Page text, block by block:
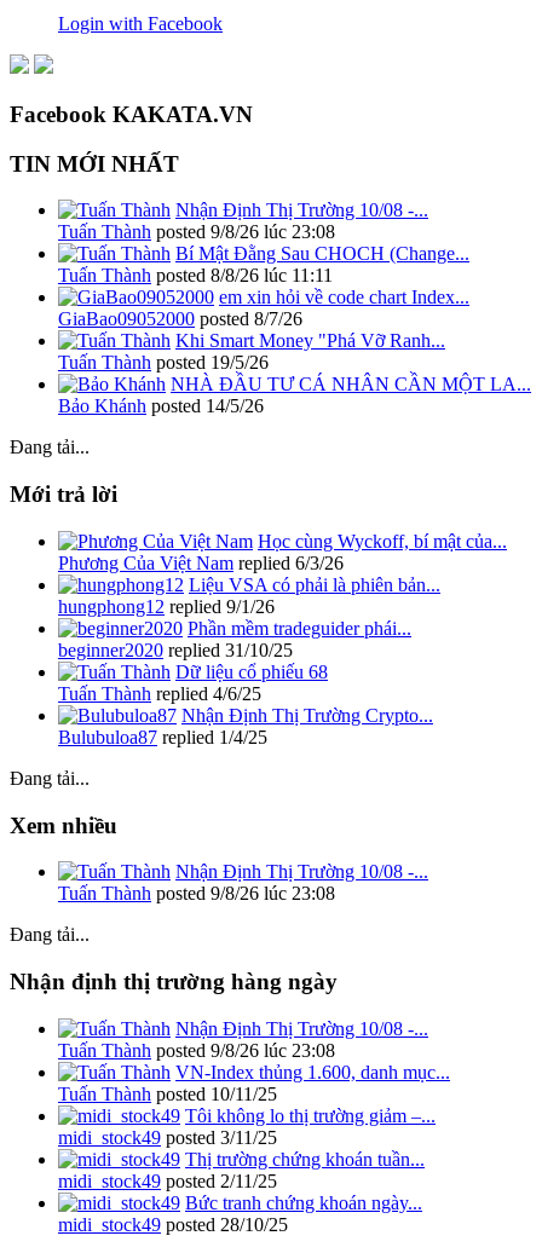
Login with Facebook
Facebook KAKATA.VN
TIN MỚI NHẤT
Nhận Định Thị Trường 10/08 -...
Tuấn Thành posted 9/8/26 lúc 23:08
Bí Mật Đằng Sau CHOCH (Change...
Tuấn Thành posted 8/8/26 lúc 11:11
em xin hỏi về code chart Index...
GiaBao09052000 posted 8/7/26
Khi Smart Money "Phá Vỡ Ranh...
Tuấn Thành posted 19/5/26
NHÀ ĐẦU TƯ CÁ NHÂN CẦN MỘT LA...
Bảo Khánh posted 14/5/26
Đang tải...
Mới trả lời
Học cùng Wyckoff, bí mật của...
Phương Của Việt Nam replied 6/3/26
Liệu VSA có phải là phiên bản...
hungphong12 replied 9/1/26
Phần mềm tradeguider phái...
beginner2020 replied 31/10/25
Dữ liệu cổ phiếu 68
Tuấn Thành replied 4/6/25
Nhận Định Thị Trường Crypto...
Bulubuloa87 replied 1/4/25
Đang tải...
Xem nhiều
Nhận Định Thị Trường 10/08 -...
Tuấn Thành posted 9/8/26 lúc 23:08
Đang tải...
Nhận định thị trường hàng ngày
Nhận Định Thị Trường 10/08 -...
Tuấn Thành posted 9/8/26 lúc 23:08
VN-Index thủng 1.600, danh mục...
Tuấn Thành posted 10/11/25
Tôi không lo thị trường giảm –...
midi_stock49 posted 3/11/25
Thị trường chứng khoán tuần...
midi_stock49 posted 2/11/25
Bức tranh chứng khoán ngày...
midi_stock49 posted 28/10/25